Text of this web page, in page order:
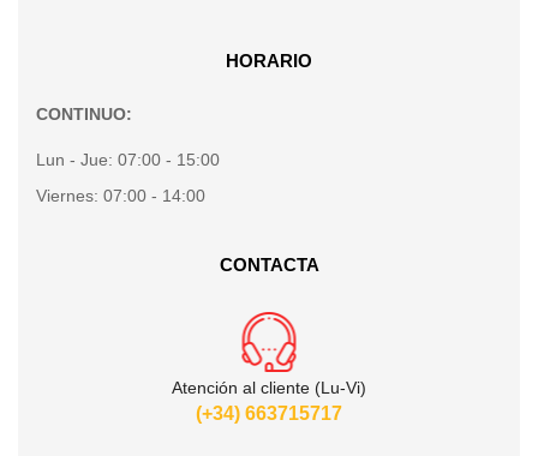
HORARIO
CONTINUO:
Lun - Jue: 07:00 - 15:00
Viernes: 07:00 - 14:00
CONTACTA
Atención al cliente (Lu-Vi)
(+34) 663715717